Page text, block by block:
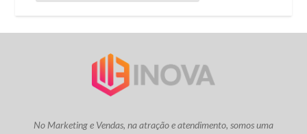
No Marketing e Vendas, na atração e atendimento, somos uma